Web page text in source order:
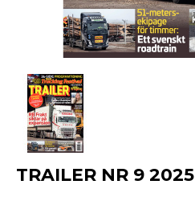
TRAILER NR 9 2025